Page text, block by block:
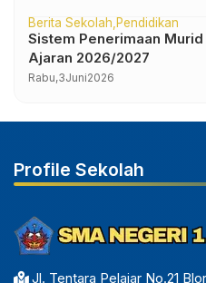
Berita Sekolah Pendidikan
Sistem Penerimaan Murid
Ajaran 2026/2027
Rabu,3Juni2026
Profile Sekolah
Jl. Tentara Pelajar No.21